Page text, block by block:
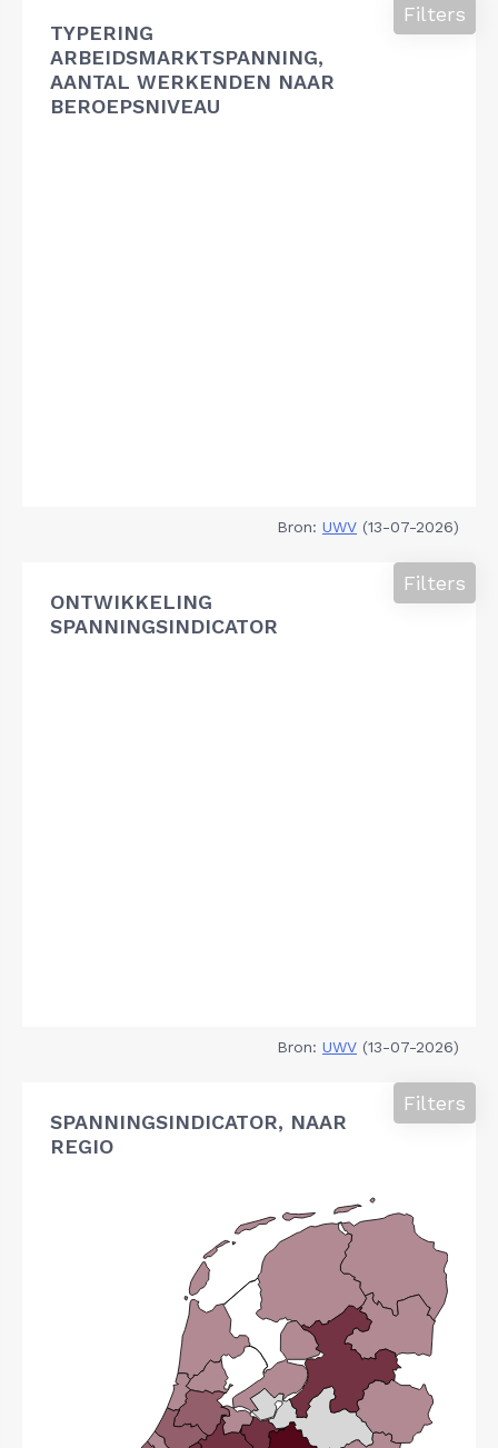
TYPERING
ARBEIDSMARKTSPANNING,
AANTAL WERKENDEN NAAR
BEROEPSNIVEAU
Filters
Bron: UWV (13-07-2026)
ONTWIKKELING
SPANNINGSINDICATOR
Filters
Bron: UWV (13-07-2026)
SPANNINGSINDICATOR, NAAR
REGIO
Filters